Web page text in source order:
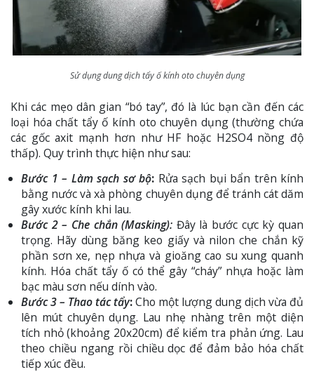
Sử dụng dung dịch tẩy ố kính oto chuyên dụng
Khi các mẹo dân gian “bó tay”, đó là lúc bạn cần đến các
loại hóa chất tẩy ố kính oto chuyên dụng (thường chứa
các gốc axit mạnh hơn như HF hoặc H2SO4 nồng độ
thấp). Quy trình thực hiện như sau:
Bước 1 – Làm sạch sơ bộ: Rửa sạch bụi bẩn trên kính
bằng nước và xà phòng chuyên dụng để tránh cát dăm
gây xước kính khi lau.
Bước 2 – Che chắn (Masking): Đây là bước cực kỳ quan
trọng. Hãy dùng băng keo giấy và nilon che chắn kỹ
phần sơn xe, nẹp nhựa và gioăng cao su xung quanh
kính. Hóa chất tẩy ố có thể gây “cháy” nhựa hoặc làm
bạc màu sơn nếu dính vào.
Bước 3 – Thao tác tẩy:Cho một lượng dung dịch vừa đủ
lên mút chuyên dụng. Lau nhẹ nhàng trên một diện
tích nhỏ (khoảng 20x20cm) để kiểm tra phản ứng. Lau
theo chiều ngang rồi chiều dọc để đảm bảo hóa chất
tiếp xúc đều.